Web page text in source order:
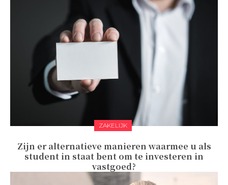
ZAKELIJK
Zijn er alternatieve manieren waarmee u als
student in staat bent om te investeren in
vastgoed?